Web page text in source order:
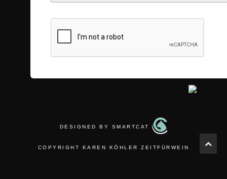
DESIGNED BY SMARTCAT
COPYRIGHT KAREN KÖHLER ZEITFÜRWEIN